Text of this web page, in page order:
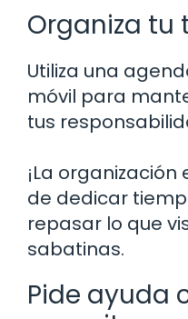
Organiza tu
Utiliza una
móvil para
tus
¡La
de dedicar
repasar lo que
sabatinas.
Pide ayuda